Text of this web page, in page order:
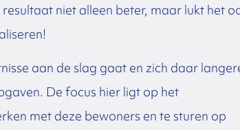
niet alleen beter, maar lukt het
aan de slag gaat en zich daar
De focus hier ligt op het
met deze bewoners en te sturen op